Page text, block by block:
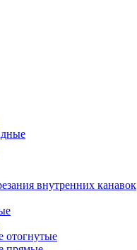
внутренних канавок
отогнутые